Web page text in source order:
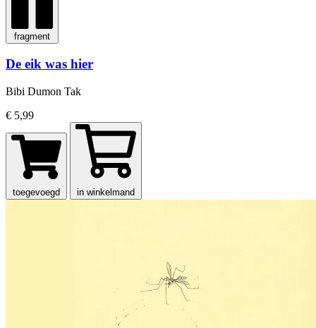
fragment
De eik was hier
Bibi Dumon Tak
€ 5,99
toegevoegd in winkelmand